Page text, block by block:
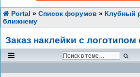
Portal » Список форумов » Клубный
ближнему
Заказ наклейки с